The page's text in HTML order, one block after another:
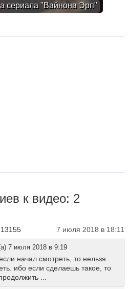
сериала "Вайнона Эрп"
к видео: 2
7 июля 2018 в 18:11
7 июля 2018 в 9:19
начал смотреть, то нельзя
ибо если сделаешь такое, то
...